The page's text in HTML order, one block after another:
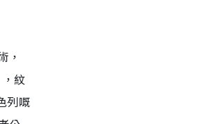
，
紋
列嘅